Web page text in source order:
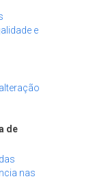
e
de
nas